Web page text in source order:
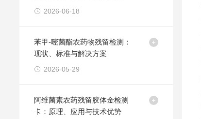
2026-06-18
苯甲-嘧菌酯农药物残留检测：
现状、标准与解决方案
2026-05-29
阿维菌素农药残留胶体金检测
卡：原理、应用与技术优势